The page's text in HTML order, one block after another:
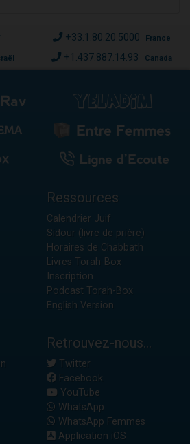
+33.1.80.20.5000 France
+1.437.887.14.93 Canada
Ressources
Calendrier Juif
Sidour (livre de prière)
Horaires de Chabbath
Livres Torah-Box
Inscription
Podcast Torah-Box
English Version
Retrouvez-nous...
Twitter
Facebook
YouTube
WhatsApp
WhatsApp Femmes
Application iOS